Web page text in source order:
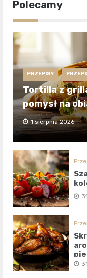
Polecamy
PRZEPISY
Tortilla z
pomysł na
1 sierpnia 2026